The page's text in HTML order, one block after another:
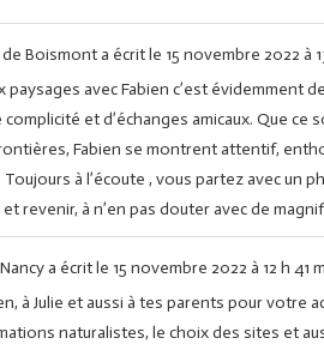
de Boismonta écrit le 15 novembre 2022 à
avec Fabien c’est évidemment
et d’échanges amicaux. Que
Fabien se montrent attentif,
à l’écoute , vous partez avec un
revenir, à n’en pas douter avec de
a écrit le 15 novembre 2022 à 12 h 41
à Julie et aussi à tes parents pour votre
naturalistes, le choix des sites et